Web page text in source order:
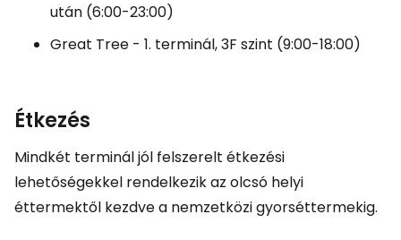
után (6:00-23:00)
Great Tree - 1. terminál, 3F szint (9:00-18:00)
Étkezés
Mindkét terminál jól felszerelt étkezési
lehetőségekkel rendelkezik az olcsó helyi
éttermektől kezdve a nemzetközi gyorséttermekig.